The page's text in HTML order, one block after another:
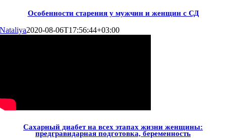
Особенности старения у мужчин и женщин с СД
Nataliya2020-08-06T17:56:44+03:00
Сахарный диабет на всех этапах жизни женщины:
предгравидарная подготовка, беременность